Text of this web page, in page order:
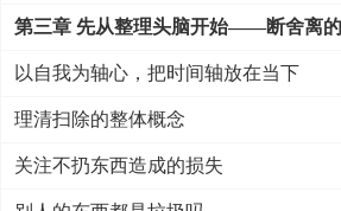
第三章 先从整理头脑开始——断舍离的
以自我为轴心，把时间轴放在当下
理清扫除的整体概念
关注不扔东西造成的损失